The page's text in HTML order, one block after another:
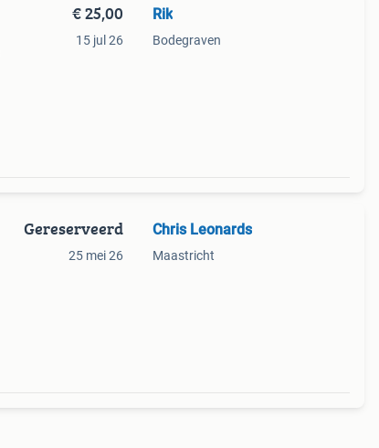
€ 25,00
15 jul 26
Rik
Bodegraven
Gereserveerd
25 mei 26
Chris Leonards
Maastricht